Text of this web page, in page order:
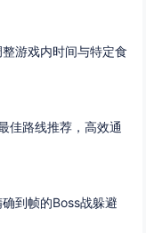
游戏内时间与特定食
佳路线推荐，高效通
到帧的Boss战躲避